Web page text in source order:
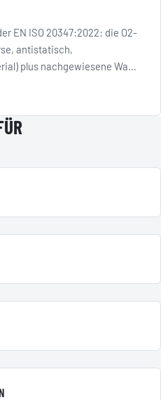
EN ISO 20347:2022: die O2-
antistatisch,
plus nachgewiesene Wa…